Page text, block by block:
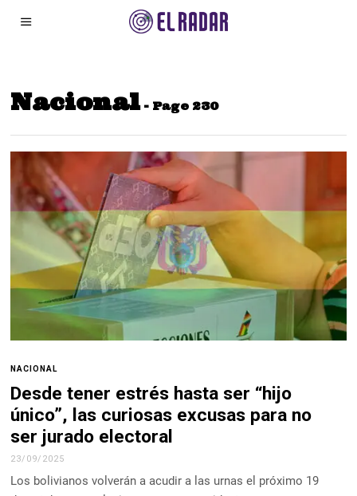
Nacional- Page 230
NACIONAL
Desde tener estrés hasta ser “hijo
único”, las curiosas excusas para no
ser jurado electoral
23/09/2025
Los bolivianos volverán a acudir a las urnas el próximo 19